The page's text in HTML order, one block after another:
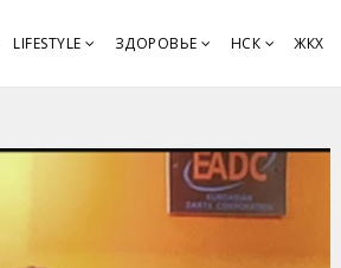
LIFESTYLE ЗДОРОВЬЕ НСК ЖКХ